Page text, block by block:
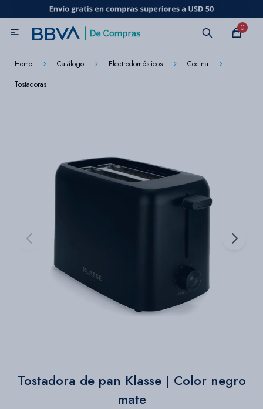
0

Home Catálogo Electrodomésticos
Cocina
Tostadoras
Tostadora de pan Klasse | Color negro
mate
MI CUENTA
Televisores